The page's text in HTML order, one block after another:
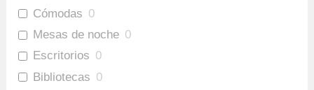
Cómodas 0
Mesas de noche 0
Escritorios 0
Bibliotecas 0